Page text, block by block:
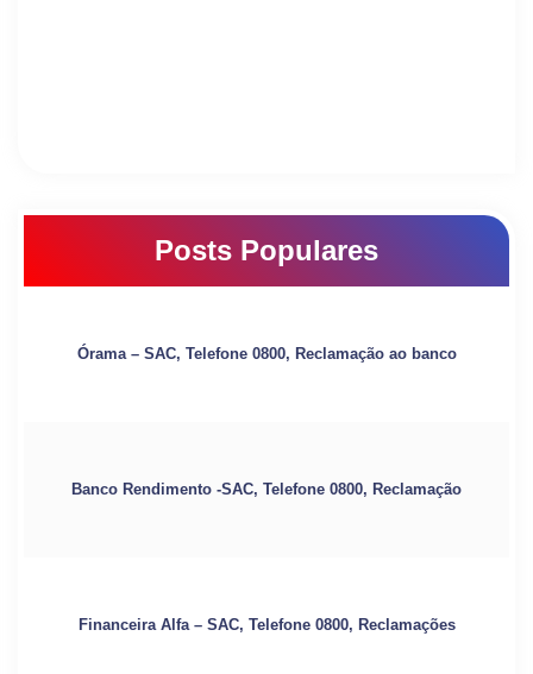
Posts Populares
Órama – SAC, Telefone 0800, Reclamação ao banco
Banco Rendimento -SAC, Telefone 0800, Reclamação
Financeira Alfa – SAC, Telefone 0800, Reclamações